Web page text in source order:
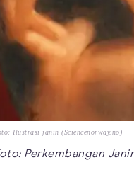
Ilustrasi janin (Sciencenorway.no)
Perkembangan